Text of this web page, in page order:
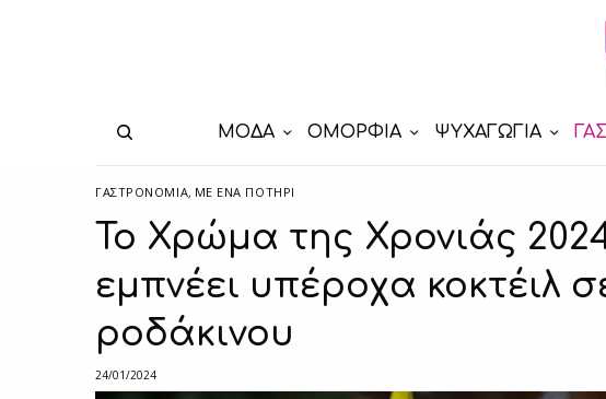
ΜΟΔΑ ΟΜΟΡΦΙΑ ΨΥΧΑΓΩΓΙΑ
ΓΑΣΤΡΟΝΟΜΙΑ, ΜΕ ΈΝΑ ΠΟΤΉΡΙ
Το Χρώμα της Χρονιάς
εμπνέει υπέροχα κοκτέιλ
ροδάκινου
24/01/2024